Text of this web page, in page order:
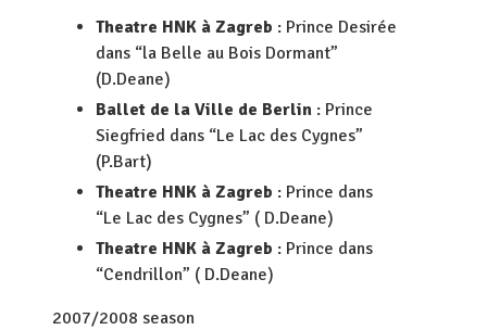
Theatre HNK à Zagreb : Prince Desirée
dans “la Belle au Bois Dormant”
(D.Deane)
Ballet de la Ville de Berlin : Prince
Siegfried dans “Le Lac des Cygnes”
(P.Bart)
Theatre HNK à Zagreb : Prince dans
“Le Lac des Cygnes” ( D.Deane)
Theatre HNK à Zagreb : Prince dans
“Cendrillon” ( D.Deane)
2007/2008 season